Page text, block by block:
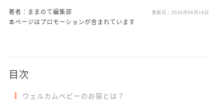
著者：ままのて編集部 更新日： 2026月06月18日
本ページはプロモーションが含まれています
目次
ウェルカムベビーのお宿とは？